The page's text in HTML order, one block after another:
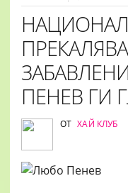
ПЕНЕВ ГИ
ОТ ХАЙ КЛУБ